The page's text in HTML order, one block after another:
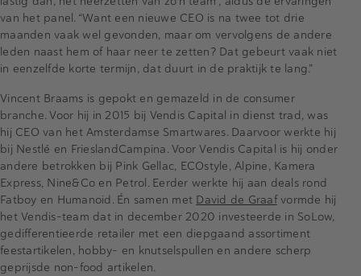
van het panel. “Want een nieuwe CEO is na twee tot drie
maanden vaak wel gevonden, maar om vervolgens de andere
leden naast hem of haar neer te zetten? Dat gebeurt vaak niet
in eenzelfde korte termijn, dat duurt in de praktijk te lang.”
Vincent Braams is gepokt en gemazeld in de consumer
branche. Voor hij in 2015 bij Vendis Capital in dienst trad, was
hij CEO van het Amsterdamse Smartwares. Daarvoor werkte hij
bij Nestlé en FrieslandCampina. Voor Vendis Capital is hij onder
andere betrokken bij Pink Gellac, ECOstyle, Alpine, Kamera
Express, Nine&Co en Petrol. Eerder werkte hij aan deals rond
Fatboy en Humanoid. Én samen met David de Graafvormde hij
het Vendis-team dat in december 2020 investeerde in SoLow,
gedifferentieerde retailer met een diepgaand assortiment
feestartikelen, hobby- en knutselspullen en andere scherp
geprijsde non-food artikelen.